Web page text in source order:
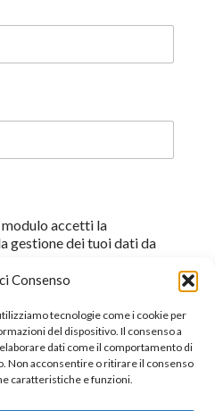
Consenso
tecnologie come i cookie per
del dispositivo. Il consenso a
dati come il comportamento di
Non acconsentire o ritirare il consenso
caratteristiche e funzioni.
accetti la
gestione dei tuoi dati da
preso visione